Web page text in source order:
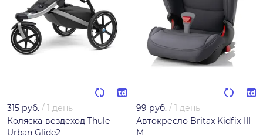
315 руб. / 1 день
Коляска-вездеход Thule
Urban Glide2
99 руб. / 1 день
Автокресло Britax Kidfix-III-
M